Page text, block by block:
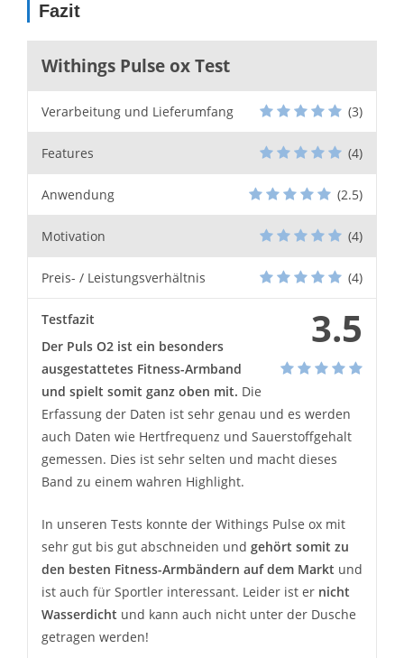
Fazit
Withings Pulse ox Test
Verarbeitung und Lieferumfang (3)
Features (4)
Anwendung (2.5)
Motivation (4)
Preis- / Leistungsverhältnis (4)
3.5
Testfazit
Der Puls O2 ist ein besonders
ausgestattetes Fitness-Armband
und spielt somit ganz oben mit. Die
Erfassung der Daten ist sehr genau und es werden
auch Daten wie Hertfrequenz und Sauerstoffgehalt
gemessen. Dies ist sehr selten und macht dieses
Band zu einem wahren Highlight.
In unseren Tests konnte der Withings Pulse ox mit
sehr gut bis gut abschneiden und gehört somit zu
den besten Fitness-Armbändern auf dem Markt und
ist auch für Sportler interessant. Leider ist er nicht
Wasserdicht und kann auch nicht unter der Dusche
getragen werden!